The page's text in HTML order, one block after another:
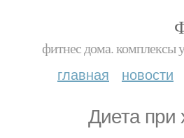
фитнес дома. комплексы
главная новости
Диета при